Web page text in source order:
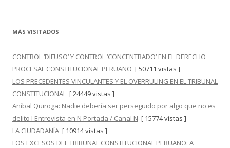
MÁS VISITADOS
CONTROL ‘DIFUSO’ Y CONTROL ‘CONCENTRADO’ EN EL DERECHO
PROCESAL CONSTITUCIONAL PERUANO [ 50711 vistas ]
LOS PRECEDENTES VINCULANTES Y EL OVERRULING EN EL TRIBUNAL
CONSTITUCIONAL [ 24449 vistas ]
Aníbal Quiroga: Nadie debería ser perseguido por algo que no es
delito I Entrevista en N Portada / Canal N [ 15774 vistas ]
LA CIUDADANÍA [ 10914 vistas ]
LOS EXCESOS DEL TRIBUNAL CONSTITUCIONAL PERUANO: A